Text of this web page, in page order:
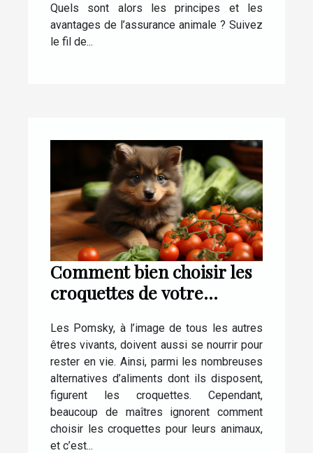
Quels sont alors les principes et les
avantages de l’assurance animale ? Suivez
le fil de...
Comment bien choisir les
croquettes de votre
Les Pomsky, à l’image de tous les autres
êtres vivants, doivent aussi se nourrir pour
rester en vie. Ainsi, parmi les nombreuses
alternatives d’aliments dont ils disposent,
figurent les croquettes. Cependant,
beaucoup de maîtres ignorent comment
choisir les croquettes pour leurs animaux,
et c’est...